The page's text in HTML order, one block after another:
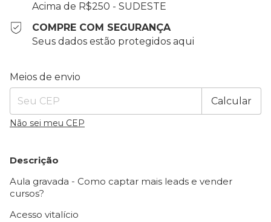
Acima de R$250 - SUDESTE
COMPRE COM SEGURANÇA
Seus dados estão protegidos aqui
Entregas para o CEP:
Meios de envio
Calcular
Não sei meu CEP
Descrição
Aula gravada - Como captar mais leads e vender
cursos?
Acesso vitalício